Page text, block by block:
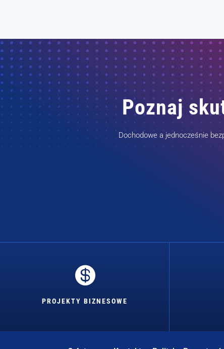
Poznaj
Dochodowe a jednocześnie

PROJEKTY BIZNESOWE